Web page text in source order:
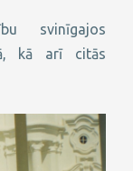
svinīgajos
kā arī citās